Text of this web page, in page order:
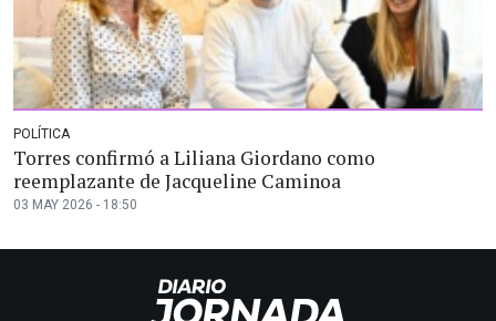
POLÍTICA
Torres confirmó a Liliana Giordano como
reemplazante de Jacqueline Caminoa
03 MAY 2026 - 18:50